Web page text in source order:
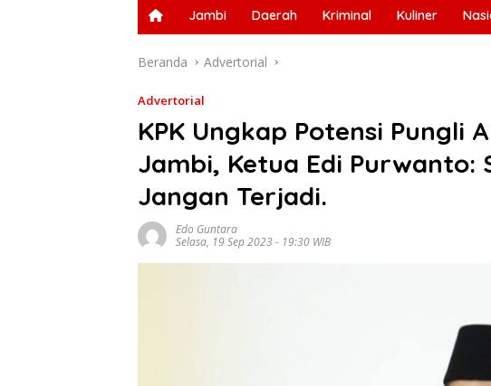
Jambi Daerah Kriminal Kuliner
Beranda Advertorial
Advertorial
KPK Ungkap Potensi Pungli
Jambi, Ketua Edi Purwanto:
Jangan Terjadi.
Edo Guntara
Selasa, 19 Sep 2023 - 19:30 WIB